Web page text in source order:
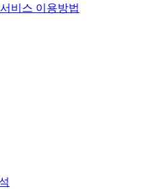
비스 이용방법